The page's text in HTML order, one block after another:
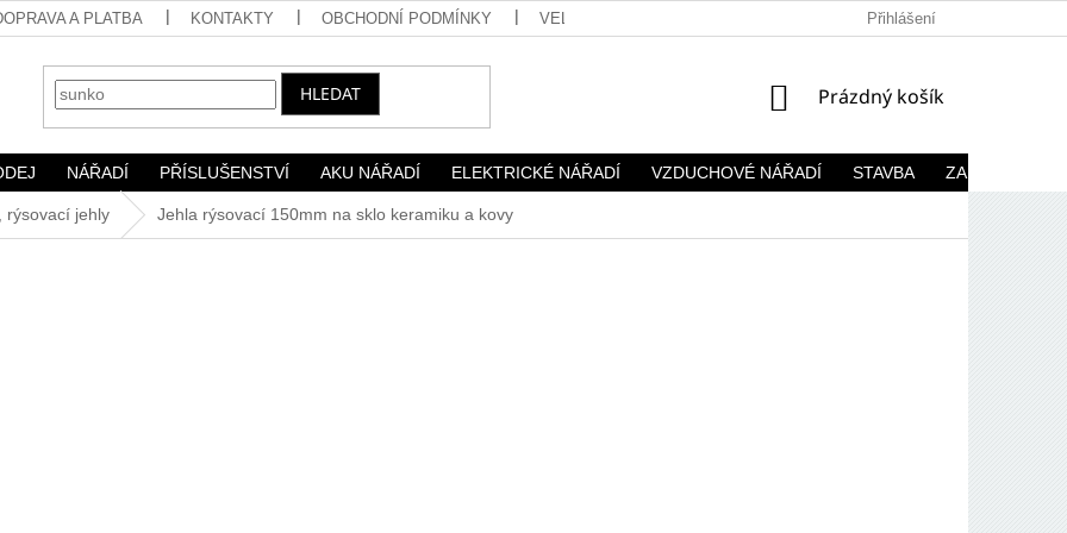
A PLATBA KONTAKTY OBCHODNÍ PODMÍNKY VELKOOBCHOD Přihlášení
HLEDAT
NÁKUPNÍ
Prázdný košík
NÁŘADÍ PŘÍSLUŠENSTVÍ AKU NÁŘADÍ ELEKTRICKÉ NÁŘADÍ VZDUCHOVÉ NÁŘADÍ STAVBA ZAHRADA
rýsovací jehly Jehla rýsovací 150mm na sklo keramiku a kovy